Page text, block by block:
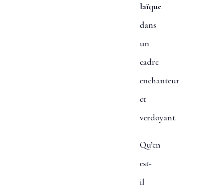
laïque
dans
un
cadre
enchanteur
et
verdoyant.
Qu’en
est-
il